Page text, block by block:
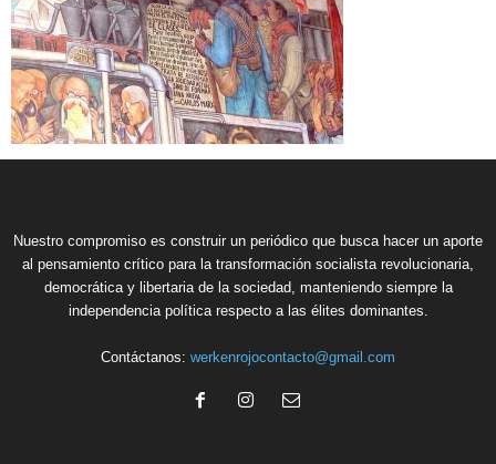
Nuestro compromiso es construir un periódico que busca hacer un aporte
al pensamiento crítico para la transformación socialista revolucionaria,
democrática y libertaria de la sociedad, manteniendo siempre la
independencia política respecto a las élites dominantes.
Contáctanos: werkenrojocontacto@gmail.com